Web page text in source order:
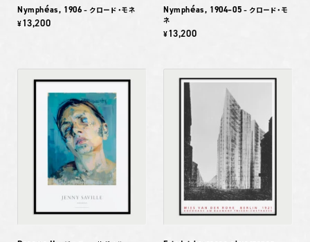
Nymphéas, 1906 – クロード・モネ
¥13,200
Nymphéas, 1904–05 – クロード・モ
ネ
¥13,200